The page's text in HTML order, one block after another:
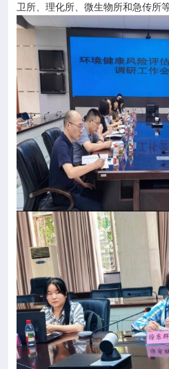
政务公开
卫所、理化所、微生物所和急传所